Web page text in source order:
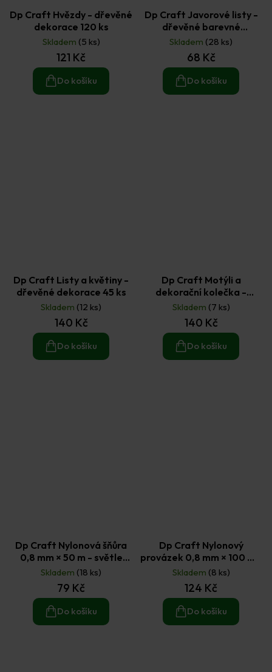
Dp Craft Hvězdy - dřevěné
dekorace 120 ks
Skladem (5 ks)
121 Kč
Do košíku
Dp Craft Javorové listy -
dřevěné barevné
dekorace 12 ks
Skladem (28 ks)
68 Kč
Do košíku
Dp Craft Listy a květiny -
dřevěné dekorace 45 ks
Skladem (12 ks)
140 Kč
Do košíku
Dp Craft Motýli a
dekorační kolečka -
dřevěné dekorace 20 ks
Skladem (7 ks)
140 Kč
Do košíku
Dp Craft Nylonová šňůra
0,8 mm × 50 m - světle
hnědá
Skladem (18 ks)
79 Kč
Do košíku
Dp Craft Nylonový
provázek 0,8 mm × 100 m -
černý
Skladem (8 ks)
124 Kč
Do košíku